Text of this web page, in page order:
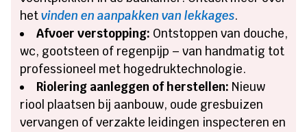
hetvinden en aanpakken van lekkages.
Afvoer verstopping: Ontstoppen van douche,
wc, gootsteen of regenpijp – van handmatig tot
professioneel met hogedruktechnologie.
Riolering aanleggen of herstellen: Nieuw
riool plaatsen bij aanbouw, oude gresbuizen
vervangen of verzakte leidingen inspecteren en